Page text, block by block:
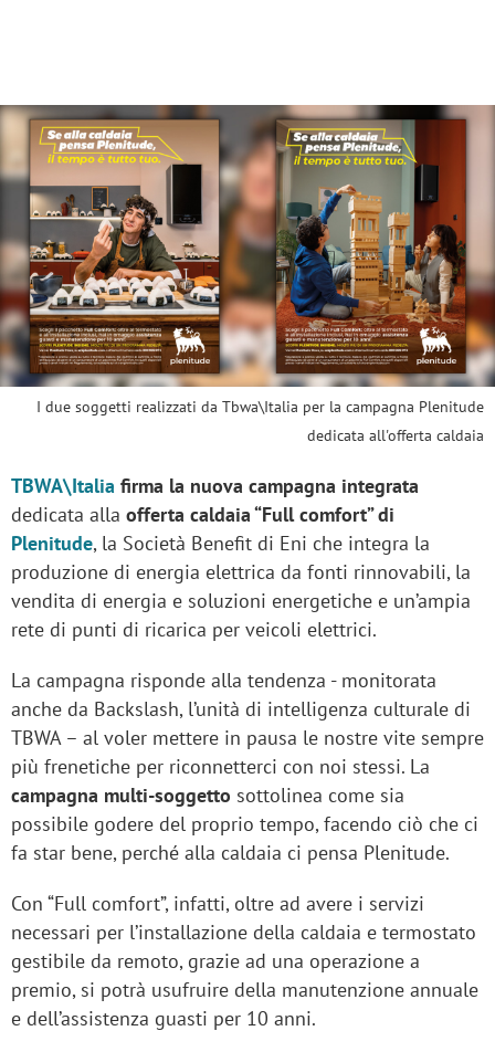
I due soggetti realizzati da Tbwa\Italia per la campagna Plenitude
dedicata all'offerta caldaia
TBWA\Italia firma la nuova campagna integrata
dedicata alla offerta caldaia “Full comfort” di
Plenitude, la Società Benefit di Eni che integra la
produzione di energia elettrica da fonti rinnovabili, la
vendita di energia e soluzioni energetiche e un’ampia
rete di punti di ricarica per veicoli elettrici.
La campagna risponde alla tendenza - monitorata
anche da Backslash, l’unità di intelligenza culturale di
TBWA – al voler mettere in pausa le nostre vite sempre
più frenetiche per riconnetterci con noi stessi. La
campagna multi-soggetto sottolinea come sia
possibile godere del proprio tempo, facendo ciò che ci
fa star bene, perché alla caldaia ci pensa Plenitude.
Con “Full comfort”, infatti, oltre ad avere i servizi
necessari per l’installazione della caldaia e termostato
gestibile da remoto, grazie ad una operazione a
premio, si potrà usufruire della manutenzione annuale
e dell’assistenza guasti per 10 anni.